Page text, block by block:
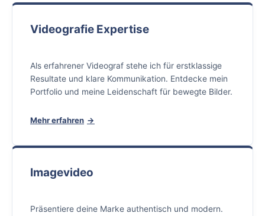
Videografie Expertise
Als erfahrener Videograf stehe ich für erstklassige
Resultate und klare Kommunikation. Entdecke mein
Portfolio und meine Leidenschaft für bewegte Bilder.
Mehr erfahren
Imagevideo
Präsentiere deine Marke authentisch und modern.